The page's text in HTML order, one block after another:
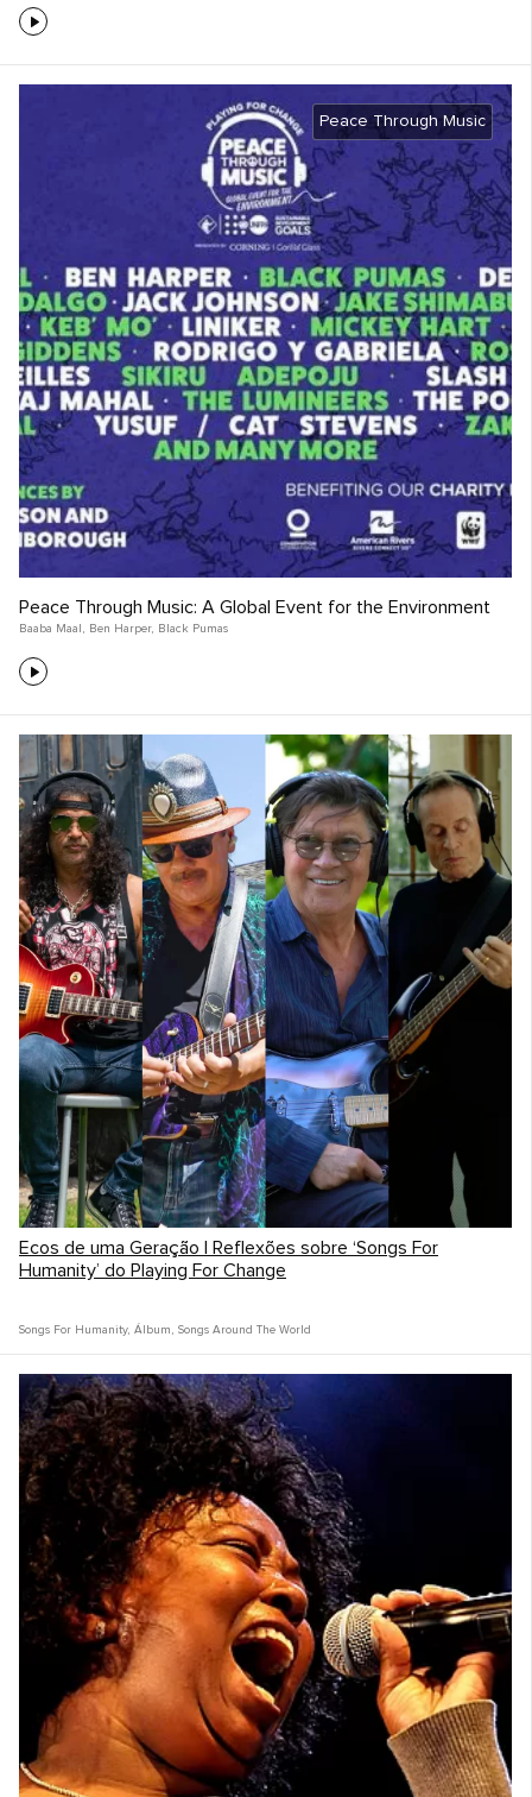
Peace Through Music
Peace Through Music: A Global Event for the Environment
Baaba Maal , Ben Harper, Black Pumas
Ecos de uma Geração | Reflexões sobre ‘Songs For
Humanity’ do Playing For Change
Songs For Humanity, Álbum , Songs Around The World